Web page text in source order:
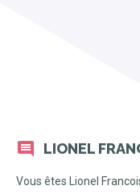
LIONEL
Vous êtes Lionel